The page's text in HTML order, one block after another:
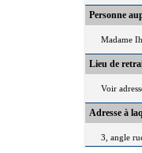
Personne
Madame
Lieu de
Voir
Adresse à
3, angle